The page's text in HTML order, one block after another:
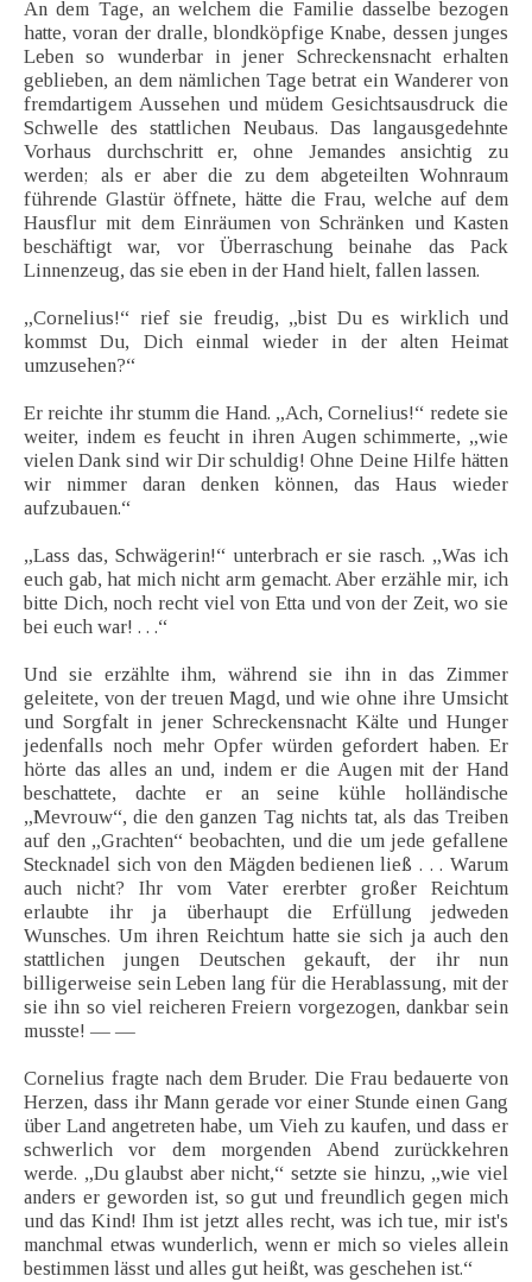
An dem Tage, an welchem die Familie dasselbe bezogen
hatte, voran der dralle, blondköpfige Knabe, dessen junges
Leben so wunderbar in jener Schreckensnacht erhalten
geblieben, an dem nämlichen Tage betrat ein Wanderer von
fremdartigem Aussehen und müdem Gesichtsausdruck die
Schwelle des stattlichen Neubaus. Das langausgedehnte
Vorhaus durchschritt er, ohne Jemandes ansichtig zu
werden; als er aber die zu dem abgeteilten Wohnraum
führende Glastür öffnete, hätte die Frau, welche auf dem
Hausflur mit dem Einräumen von Schränken und Kasten
beschäftigt war, vor Überraschung beinahe das Pack
Linnenzeug, das sie eben in der Hand hielt, fallen lassen.
„Cornelius!“ rief sie freudig, „bist Du es wirklich und
kommst Du, Dich einmal wieder in der alten Heimat
umzusehen?“
Er reichte ihr stumm die Hand. „Ach, Cornelius!“ redete sie
weiter, indem es feucht in ihren Augen schimmerte, „wie
vielen Dank sind wir Dir schuldig! Ohne Deine Hilfe hätten
wir nimmer daran denken können, das Haus wieder
aufzubauen.“
„Lass das, Schwägerin!“ unterbrach er sie rasch. „Was ich
euch gab, hat mich nicht arm gemacht. Aber erzähle mir, ich
bitte Dich, noch recht viel von Etta und von der Zeit, wo sie
bei euch war! . . .“
Und sie erzählte ihm, während sie ihn in das Zimmer
geleitete, von der treuen Magd, und wie ohne ihre Umsicht
und Sorgfalt in jener Schreckensnacht Kälte und Hunger
jedenfalls noch mehr Opfer würden gefordert haben. Er
hörte das alles an und, indem er die Augen mit der Hand
beschattete, dachte er an seine kühle holländische
„Mevrouw“, die den ganzen Tag nichts tat, als das Treiben
auf den „Grachten“ beobachten, und die um jede gefallene
Stecknadel sich von den Mägden bedienen ließ . . . Warum
auch nicht? Ihr vom Vater ererbter großer Reichtum
erlaubte ihr ja überhaupt die Erfüllung jedweden
Wunsches. Um ihren Reichtum hatte sie sich ja auch den
stattlichen jungen Deutschen gekauft, der ihr nun
billigerweise sein Leben lang für die Herablassung, mit der
sie ihn so viel reicheren Freiern vorgezogen, dankbar sein
musste! — —
Cornelius fragte nach dem Bruder. Die Frau bedauerte von
Herzen, dass ihr Mann gerade vor einer Stunde einen Gang
über Land angetreten habe, um Vieh zu kaufen, und dass er
schwerlich vor dem morgenden Abend zurückkehren
werde. „Du glaubst aber nicht,“ setzte sie hinzu, „wie viel
anders er geworden ist, so gut und freundlich gegen mich
und das Kind! Ihm ist jetzt alles recht, was ich tue, mir ist's
manchmal etwas wunderlich, wenn er mich so vieles allein
bestimmen lässt und alles gut heißt, was geschehen ist.“